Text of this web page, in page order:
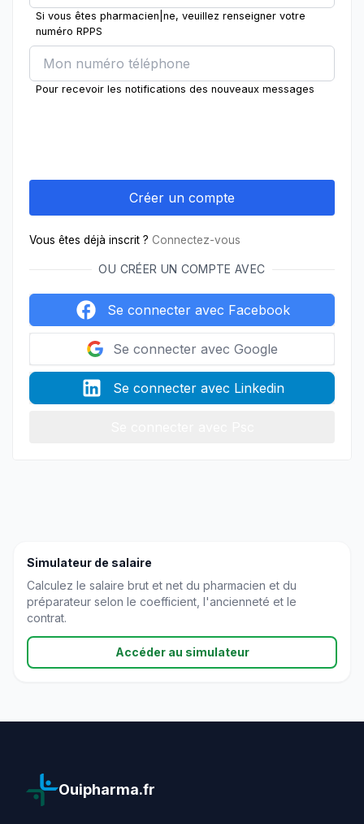
Si vous êtes pharmacien|ne, veuillez renseigner votre
numéro RPPS
Pour recevoir les notifications des nouveaux messages
Vous êtes déjà inscrit ? Connectez-vous
OU CRÉER UN COMPTE AVEC
Se connecter avec Facebook
Se connecter avec Google
Se connecter avec Linkedin
Simulateur de salaire
Calculez le salaire brut et net du pharmacien et du
préparateur selon le coefficient, l'ancienneté et le
contrat.
Accéder au simulateur
Ouipharma.fr